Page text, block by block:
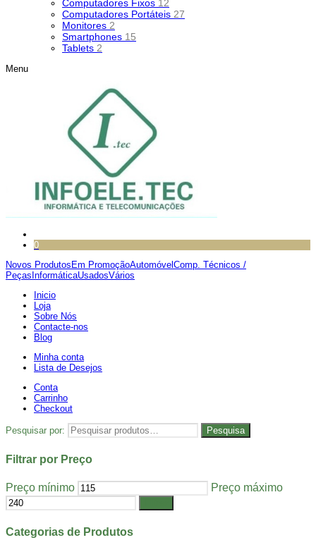
Computadores Fixos 12
Computadores Portáteis 27
Monitores 2
Smartphones 15
Tablets 2
Menu
0
Novos Produtos Em PromoçãoAutomóvel Comp. Técnicos /
Peças InformáticaUsadosVários
Inicio
Loja
Sobre Nós
Contacte-nos
Blog
Minha conta
Lista de Desejos
Conta
Carrinho
Checkout
Pesquisar por: Pesquisa
Filtrar por Preço
Preço mínimo Preço máximo
Categorias de Produtos